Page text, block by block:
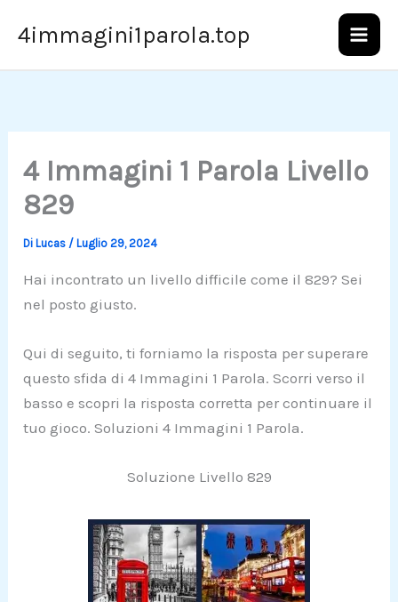
4immagini1parola.top
4 Immagini 1 Parola Livello
829
DiLucas /Luglio 29, 2024
Hai incontrato un livello difficile come il 829? Sei
nel posto giusto.
Qui di seguito, ti forniamo la risposta per superare
questo sfida di 4 Immagini 1 Parola. Scorri verso il
basso e scopri la risposta corretta per continuare il
tuo gioco. Soluzioni 4 Immagini 1 Parola.
Soluzione Livello 829